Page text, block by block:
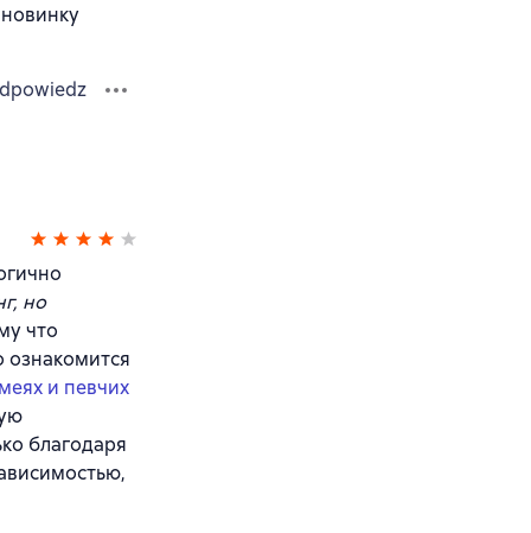
но
что
ознакомится
и певчих
благодаря